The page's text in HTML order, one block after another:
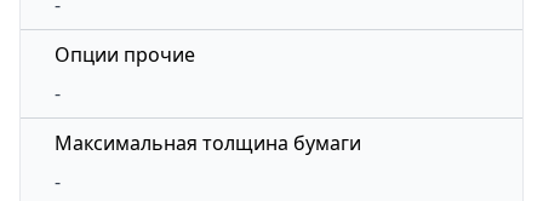
Опции прочие
-
Максимальная толщина бумаги
-